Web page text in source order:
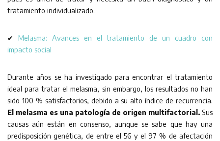
tratamiento individualizado.
✔ Melasma: Avances en el tratamiento de un cuadro con
impacto social
Durante años se ha investigado para encontrar el tratamiento
ideal para tratar el melasma, sin embargo, los resultados no han
sido 100 % satisfactorios, debido a su alto índice de recurrencia.
El melasma es una patología de origen multifactorial. Sus
causas aún están en consenso, aunque se sabe que hay una
predisposición genética, de entre el 56 y el 97 % de afectación